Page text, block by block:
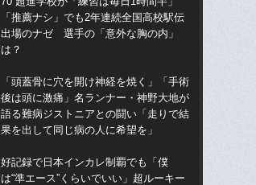
「推薦ナシ」でも2年連続全国高校駅伝
出場のナゼ 選手の「意外な胸の内」
は？
「頭蓋骨に穴を開け神経を焼く」「手術
後は頭に激痛」名ランナー・神野大地が
語る難病ジストニアとの闘い「走りで結
果を出して同じ病の人に希望を」
好記録で日本インカレ制覇でも「僕
は“準エース”くらいでいい」超ルーキー